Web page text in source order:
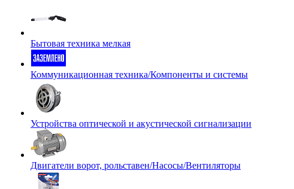
Бытовая техника мелкая
Коммуникационная техника/Компоненты и системы
Устройства оптической и акустической сигнализации
Двигатели ворот, рольставен/Насосы/Вентиляторы